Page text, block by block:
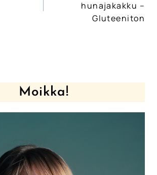
hunajakakku –
Gluteeniton
Moikka!